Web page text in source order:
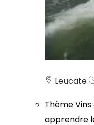
Leucate
ThèmeVins
apprendre